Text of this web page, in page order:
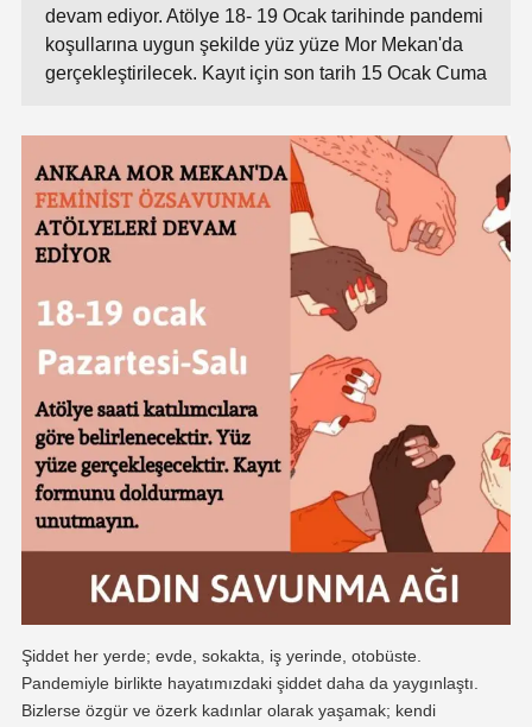
devam ediyor. Atölye 18- 19 Ocak tarihinde pandemi
koşullarına uygun şekilde yüz yüze Mor Mekan'da
gerçekleştirilecek. Kayıt için son tarih 15 Ocak Cuma
Şiddet her yerde; evde, sokakta, iş yerinde, otobüste.
Pandemiyle birlikte hayatımızdaki şiddet daha da yaygınlaştı.
Bizlerse özgür ve özerk kadınlar olarak yaşamak; kendi